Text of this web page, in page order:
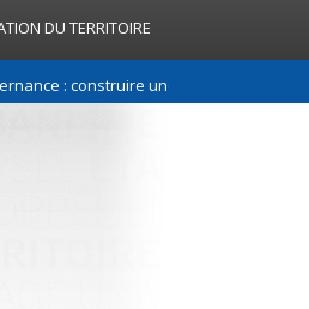
DU TERRITOIRE
: construire une relation de